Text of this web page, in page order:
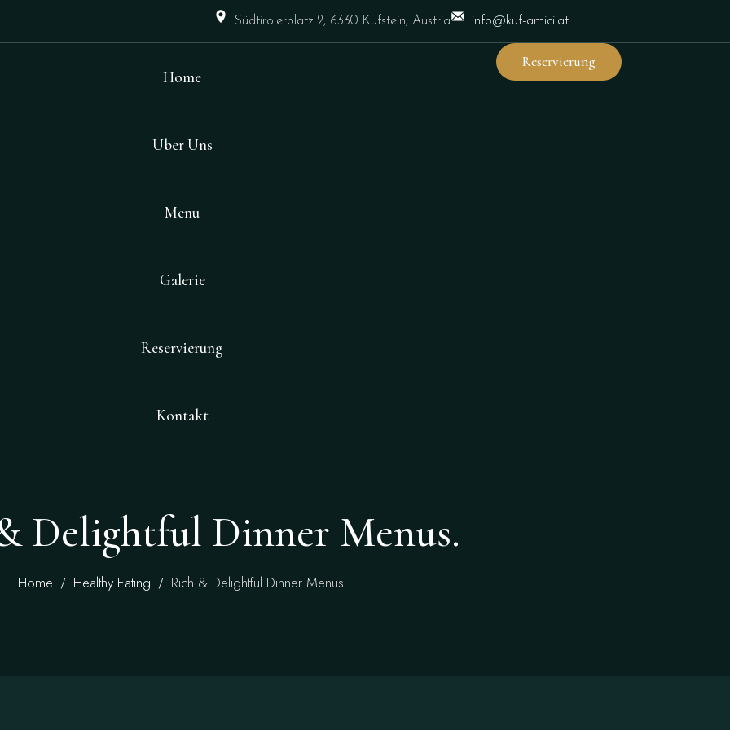
Südtirolerplatz 2, 6330 Kufstein, Austria info@kuf-amici.at
Home
Uber Uns
Menu
Galerie
Reservierung
Kontakt
Reservierung
Delightful Dinner Menus.
Home Healthy Eating Rich & Delightful Dinner Menus.